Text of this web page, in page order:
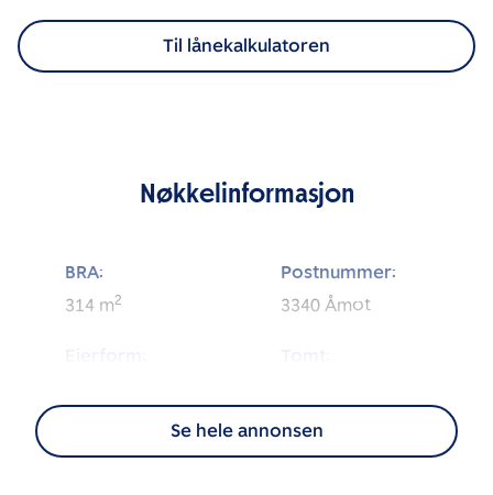
Til lånekalkulatoren
Nøkkelinformasjon
BRA:
314 m2
Postnummer:
3340 Åmot
Energimerking:
BRA-i:
Se hele annonsen